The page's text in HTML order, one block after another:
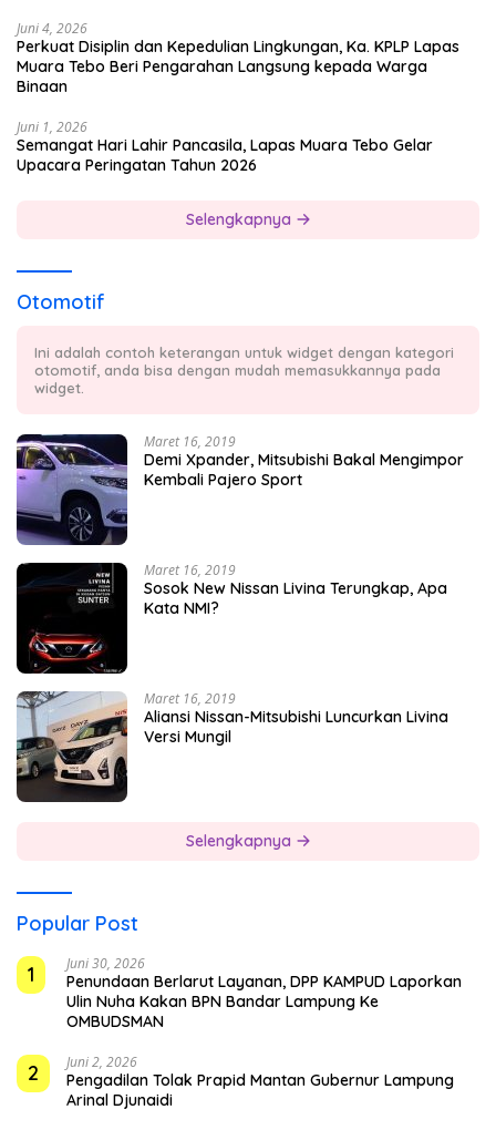
Juni 4, 2026
Perkuat Disiplin dan Kepedulian Lingkungan, Ka. KPLP Lapas
Muara Tebo Beri Pengarahan Langsung kepada Warga
Binaan
Juni 1, 2026
Semangat Hari Lahir Pancasila, Lapas Muara Tebo Gelar
Upacara Peringatan Tahun 2026
Selengkapnya
Otomotif
Ini adalah contoh keterangan untuk widget dengan kategori
otomotif, anda bisa dengan mudah memasukkannya pada
widget.
Maret 16, 2019
Demi Xpander, Mitsubishi Bakal Mengimpor
Kembali Pajero Sport
Maret 16, 2019
Sosok New Nissan Livina Terungkap, Apa
Kata NMI?
Maret 16, 2019
Aliansi Nissan-Mitsubishi Luncurkan Livina
Versi Mungil
Selengkapnya
Popular Post
1
Juni 30, 2026
Penundaan Berlarut Layanan, DPP KAMPUD Laporkan
Ulin Nuha Kakan BPN Bandar Lampung Ke
OMBUDSMAN
2 Juni 2, 2026
Pengadilan Tolak Prapid Mantan Gubernur Lampung
Arinal Djunaidi